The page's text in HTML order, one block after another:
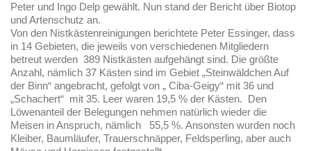
Peter und Ingo Delp gewählt. Nun stand der Bericht über Biotop
und Artenschutz an.
Von den Nistkästenreinigungen berichtete Peter Essinger, dass
in 14 Gebieten, die jeweils von verschiedenen Mitgliedern
betreut werden 389 Nistkästen aufgehängt sind. Die größte
Anzahl, nämlich 37 Kästen sind im Gebiet „Steinwäldchen Auf
der Binn“ angebracht, gefolgt von „ Ciba-Geigy“ mit 36 und
„Schachert“ mit 35. Leer waren 19,5 % der Kästen. Den
Löwenanteil der Belegungen nehmen natürlich wieder die
Meisen in Anspruch, nämlich 55,5 %. Ansonsten wurden noch
Kleiber, Baumläufer, Trauerschnäpper, Feldsperling, aber auch